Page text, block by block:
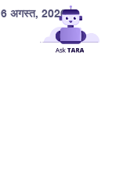
6 अगस्त, 2026